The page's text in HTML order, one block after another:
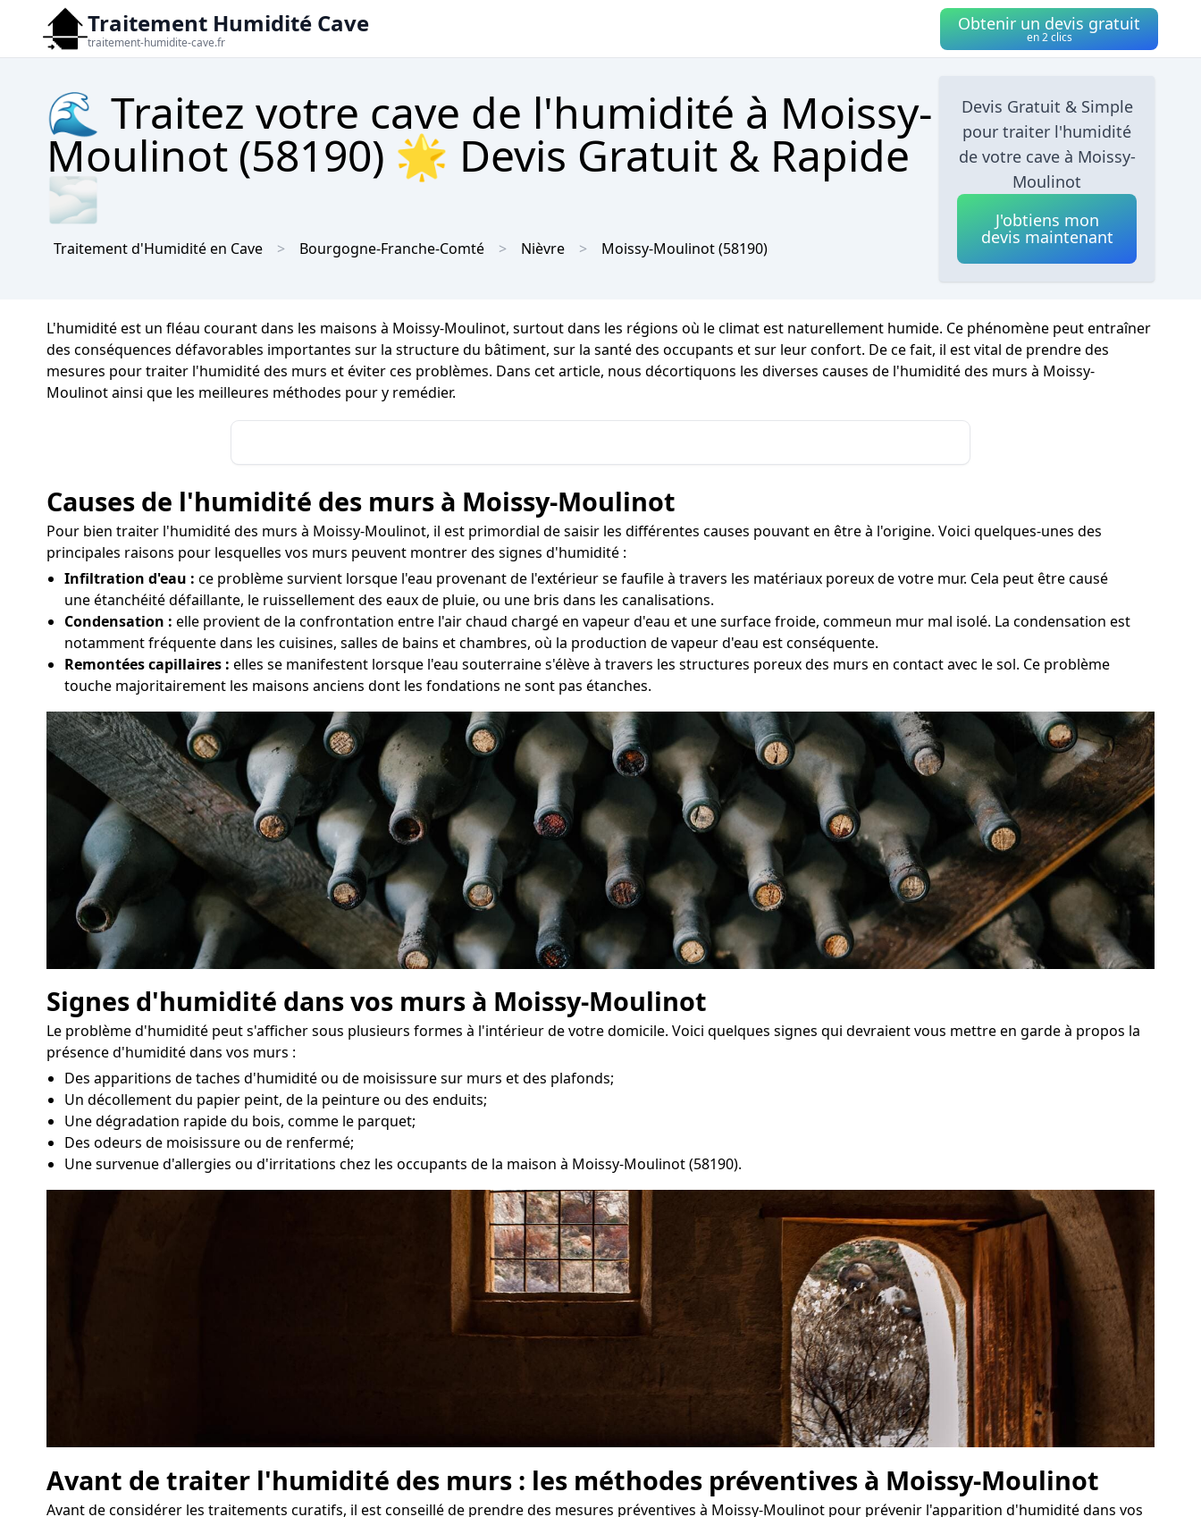
Traitement Humidité Cave
traitement-humidite-cave.fr
Obtenir un devis gratuit
en 2 clics
🌊 Traitez votre cave de l'humidité à Moissy-
Moulinot (58190) 🌟 Devis Gratuit & Rapide
🌫
Traitement d'Humidité en Cave Bourgogne-Franche-Comté Nièvre Moissy-Moulinot(58190)
Devis Gratuit & Simple
pour traiter l'humidité
de votre cave à Moissy-
Moulinot
J'obtiens mon
devis maintenant
L'humidité est un fléau courant dans les maisons à Moissy-Moulinot, surtout dans les régions où le climat est naturellement humide. Ce phénomène peut entraîner
des conséquences défavorables importantes sur la structure du bâtiment, sur la santé des occupants et sur leur confort. De ce fait, il est vital de prendre des
mesures pour traiter l'humidité des murs et éviter ces problèmes. Dans cet article, nous décortiquons les diverses causes de l'humidité des murs à Moissy-
Moulinot ainsi que les meilleures méthodes pour y remédier.
Causes de l'humidité des murs à Moissy-Moulinot
Pour bien traiter l'humidité des murs à Moissy-Moulinot, il est primordial de saisir les différentes causes pouvant en être à l'origine. Voici quelques-unes des
principales raisons pour lesquelles vos murs peuvent montrer des signes d'humidité :
Infiltration d'eau : ce problème survient lorsque l'eau provenant de l'extérieur se faufile à travers les matériaux poreux de votre mur. Cela peut être causé
une étanchéité défaillante, le ruissellement des eaux de pluie, ou une bris dans les canalisations.
Condensation : elle provient de la confrontation entre l'air chaud chargé en vapeur d'eau et une surface froide, commeun mur mal isolé. La condensation est
notamment fréquente dans les cuisines, salles de bains et chambres, où la production de vapeur d'eau est conséquente.
Remontées capillaires : elles se manifestent lorsque l'eau souterraine s'élève à travers les structures poreux des murs en contact avec le sol. Ce problème
touche majoritairement les maisons anciens dont les fondations ne sont pas étanches.
Signes d'humidité dans vos murs à Moissy-Moulinot
Le problème d'humidité peut s'afficher sous plusieurs formes à l'intérieur de votre domicile. Voici quelques signes qui devraient vous mettre en garde à propos la
présence d'humidité dans vos murs :
Des apparitions de taches d'humidité ou de moisissure sur murs et des plafonds;
Un décollement du papier peint, de la peinture ou des enduits;
Une dégradation rapide du bois, comme le parquet;
Des odeurs de moisissure ou de renfermé;
Une survenue d'allergies ou d'irritations chez les occupants de la maison à Moissy-Moulinot (58190).
Avant de traiter l'humidité des murs : les méthodes préventives à Moissy-Moulinot
Avant de considérer les traitements curatifs, il est conseillé de prendre des mesures préventives à Moissy-Moulinot pour prévenir l'apparition d'humidité dans vos